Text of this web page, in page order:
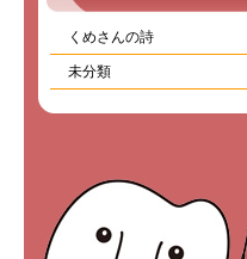
くめさんの詩
未分類